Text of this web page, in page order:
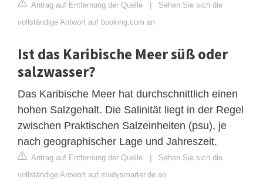
Antrag auf Entfernung der Quelle
Sehen Sie sich die
vollständige Antwort auf booking.com an
Ist das Karibische Meer süß oder
salzwasser?
Das Karibische Meer hat durchschnittlich einen
hohen Salzgehalt. Die Salinität liegt in der Regel
zwischen Praktischen Salzeinheiten (psu), je
nach geographischer Lage und Jahreszeit.
Antrag auf Entfernung der Quelle
Sehen Sie sich die
vollständige Antwort auf studysmarter.de an